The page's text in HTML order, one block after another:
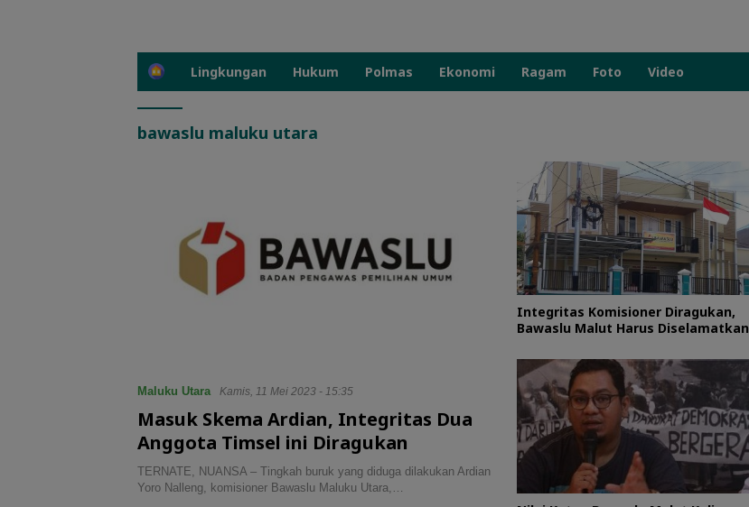
H
Lingkungan Hukum Polmas Ekonomi Ragam Foto Video
bawaslu maluku utara
Maluku Utara Kamis, 11 Mei 2023 - 15:35
Masuk Skema Ardian, Integritas Dua
Anggota Timsel ini Diragukan
TERNATE, NUANSA – Tingkah buruk yang diduga dilakukan Ardian
Yoro Nalleng, komisioner Bawaslu Maluku Utara,…
Integritas Komisioner Diragukan,
Bawaslu Malut Harus Diselamatkan